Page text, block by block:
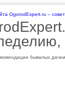
бывалых